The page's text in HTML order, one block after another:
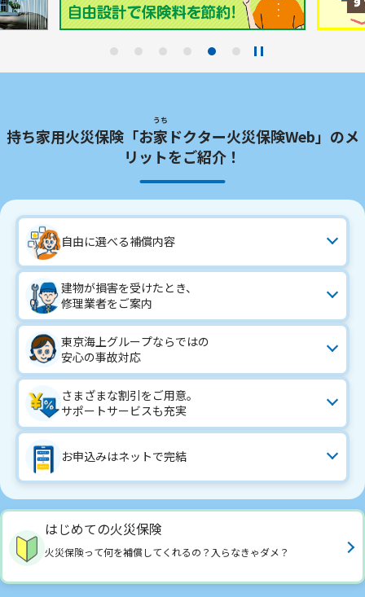
持ち家用火災保険「お家
うち
ドクター火災保険Web」のメ
リットをご紹介！
自由に選べる補償内容
建物が損害を受けたとき、
修理業者をご案内
東京海上グループならではの
安心の事故対応
さまざまな割引をご用意。
サポートサービスも充実
お申込みはネットで完結
はじめての火災保険
火災保険って何を補償してくれるの？入らなきゃダメ？